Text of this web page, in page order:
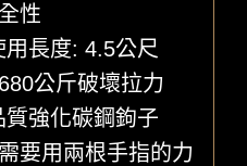
性
長度: 4.5公尺
公斤破壞拉力
強化碳鋼鉤子
要用兩根手指的力